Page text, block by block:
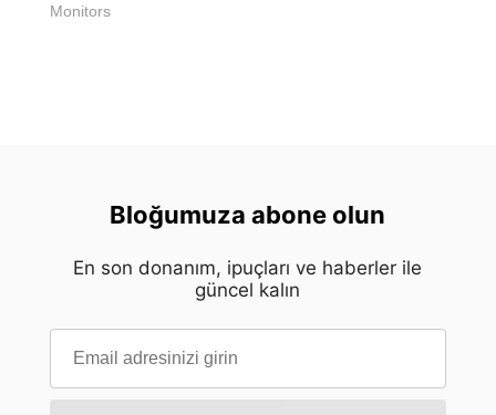
Monitors
Bloğumuza abone olun
En son donanım, ipuçları ve haberler ile
güncel kalın